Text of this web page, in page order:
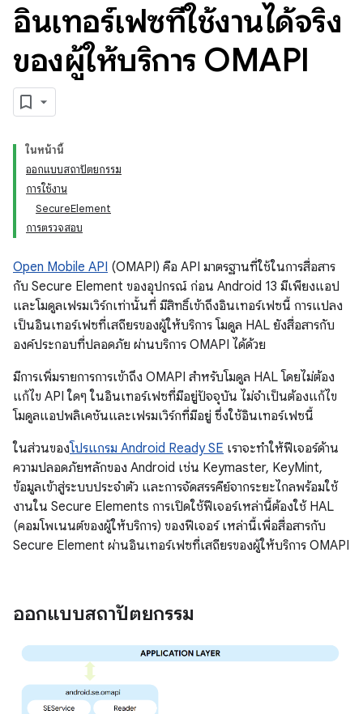
อินเทอร์เฟซที่ใช้งานได้จริง
ของผู้ให้บริการ OMAPI
ในหน้านี้
ออกแบบสถาปัตยกรรม
การใช้งาน
SecureElement
การตรวจสอบ
Open Mobile API (OMAPI) คือ API มาตรฐานที่ใช้ในการสื่อสาร
กับ Secure Element ของอุปกรณ์ ก่อน Android 13 มีเพียงแอป
และโมดูลเฟรมเวิร์กเท่านั้นที่ มีสิทธิ์เข้าถึงอินเทอร์เฟซนี้ การแปลง
เป็นอินเทอร์เฟซที่เสถียรของผู้ให้บริการ โมดูล HAL ยังสื่อสารกับ
องค์ประกอบที่ปลอดภัย ผ่านบริการ OMAPI ได้ด้วย
มีการเพิ่มรายการการเข้าถึง OMAPI สำหรับโมดูล HAL โดยไม่ต้อง
แก้ไข API ใดๆ ในอินเทอร์เฟซที่มีอยู่ปัจจุบัน ไม่จำเป็นต้องแก้ไข
โมดูลแอปพลิเคชันและเฟรมเวิร์กที่มีอยู่ ซึ่งใช้อินเทอร์เฟซนี้
ในส่วนของโปรแกรม Android Ready SE เราจะทำให้ฟีเจอร์ด้าน
ความปลอดภัยหลักของ Android เช่น Keymaster, KeyMint,
ข้อมูลเข้าสู่ระบบประจำตัว และการจัดสรรคีย์จากระยะไกลพร้อมใช้
งานใน Secure Elements การเปิดใช้ฟีเจอร์เหล่านี้ต้องใช้ HAL
(คอมโพเนนต์ของผู้ให้บริการ) ของฟีเจอร์ เหล่านี้เพื่อสื่อสารกับ
Secure Element ผ่านอินเทอร์เฟซที่เสถียรของผู้ให้บริการ OMAPI
ออกแบบสถาปัตยกรรม